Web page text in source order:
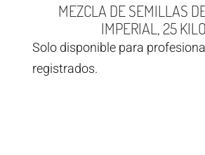
MEZCLA DE SEMILLAS
IMPERIAL, 25
Solo disponible para
registrados.